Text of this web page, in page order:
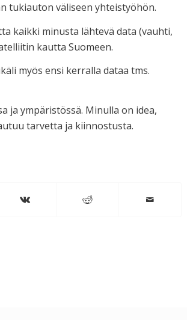
tukiauton väliseen yhteistyöhön.
kaikki minusta lähtevä data (vauhti,
kautta Suomeen.
myös ensi kerralla dataa tms.
ja ympäristössä. Minulla on idea,
tarvetta ja kiinnostusta.